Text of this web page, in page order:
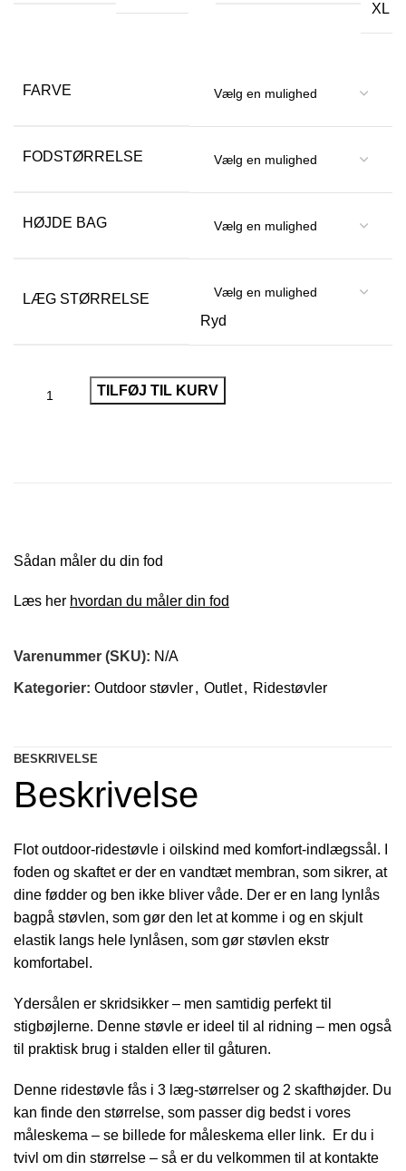
XL
FARVE
FODSTØRRELSE
HØJDE BAG
LÆG STØRRELSE
Ryd
TILFØJ TIL KURV
Sådan måler du din fod
Læs her hvordan du måler din fod
Varenummer (SKU): N/A
Kategorier: Outdoor støvler, Outlet, Ridestøvler
BESKRIVELSE
Beskrivelse
Flot outdoor-ridestøvle i oilskind med komfort-indlægssål. I
foden og skaftet er der en vandtæt membran, som sikrer, at
dine fødder og ben ikke bliver våde. Der er en lang lynlås
bagpå støvlen, som gør den let at komme i og en skjult
elastik langs hele lynlåsen, som gør støvlen ekstr
komfortabel.
Ydersålen er skridsikker – men samtidig perfekt til
stigbøjlerne. Denne støvle er ideel til al ridning – men også
til praktisk brug i stalden eller til gåturen.
Denne ridestøvle fås i 3 læg-størrelser og 2 skafthøjder. Du
kan finde den størrelse, som passer dig bedst i vores
måleskema – se billede for måleskema eller link. Er du i
tvivl om din størrelse – så er du velkommen til at kontakte